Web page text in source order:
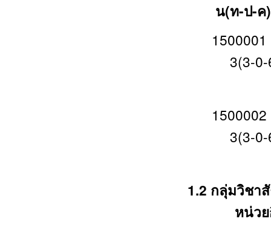
น(ท-ป-ค)
3(3-0-
3(3-0-
1.2 กลุ่
หน่วย